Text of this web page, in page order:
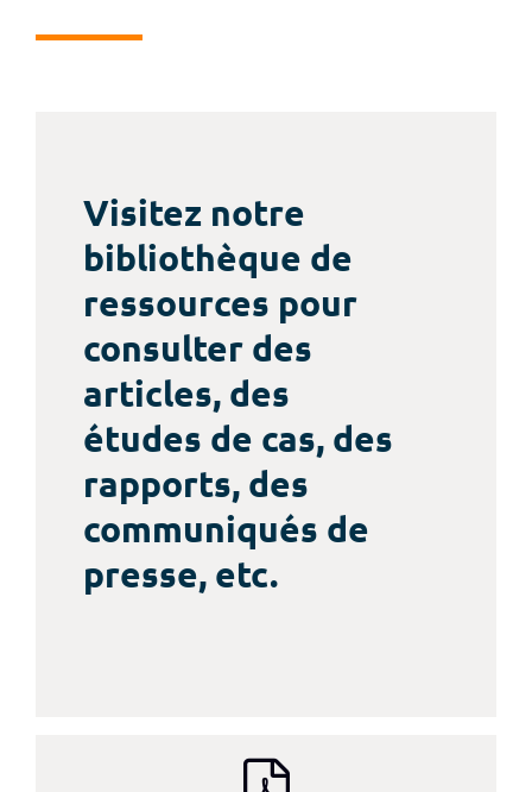
Visitez notre
bibliothèque de
ressources pour
consulter des
articles, des
études de cas, des
rapports, des
communiqués de
presse, etc.